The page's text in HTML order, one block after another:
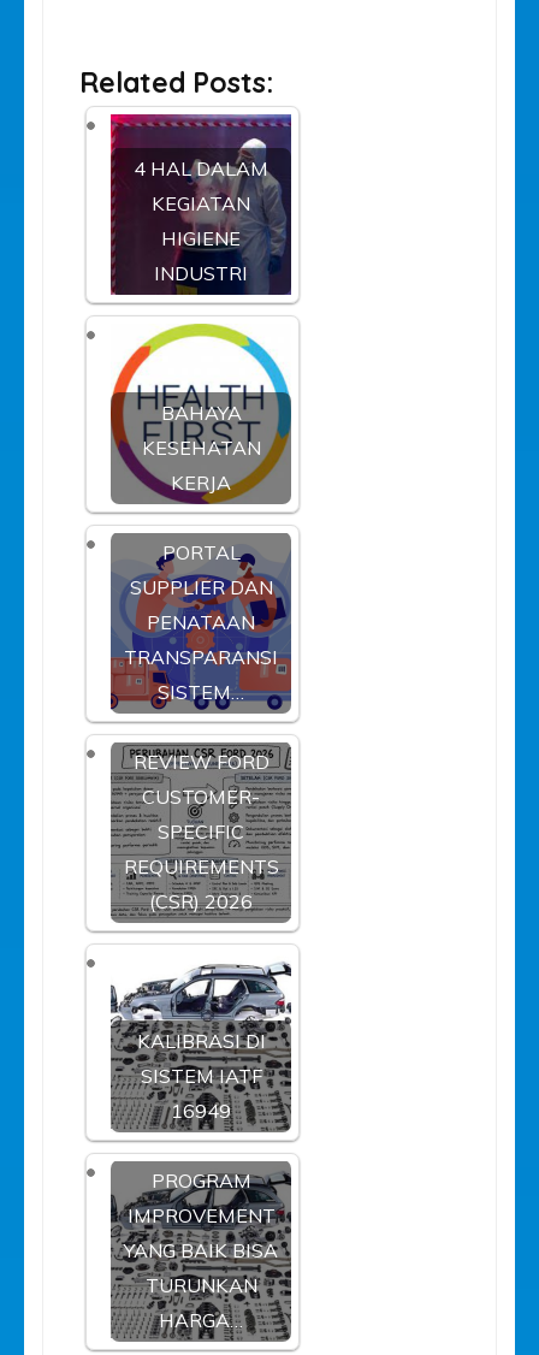
Related Posts:
4 HAL DALAM
KEGIATAN
HIGIENE
INDUSTRI
BAHAYA
KESEHATAN
KERJA
PORTAL
SUPPLIER DAN
PENATAAN
TRANSPARANSI
SISTEM…
REVIEW FORD
CUSTOMER-
SPECIFIC
REQUIREMENTS
(CSR) 2026
KALIBRASI DI
SISTEM IATF
16949
PROGRAM
IMPROVEMENT
YANG BAIK BISA
TURUNKAN
HARGA…